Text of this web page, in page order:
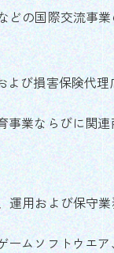
どの国際交流事
よび損害保険代理
事業ならびに関
運用および保守
ームソフトウエ